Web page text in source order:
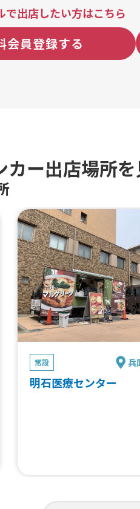
個増量)、近江牛コロッケ 2
コロッケ 1個、おまかせ日
とり天弁当(かぼすポン酢付
り天弁当(かぼすポン酢付き)
ニー弁当(骨付き)、ゆず胡椒
しミックス弁当(ムネ・モモ
中、骨なしミックス弁当(ム
なしムネ弁当 中、骨なしム
からあげ丼、揚げたて！チュ
ボウのからあげ、フライド
ず胡椒からあげ 大、ゆず胡
中、ゆず胡椒からあげ 小、
からあげ(モモ) 中、アゴ旨
げ(モモ) 小、自家製レモネ
スカッシュ、ホットレモネ
ヒー(HOT/ICE)、カフェラ
E)、キャラメルラテ(HOT/
ーズヒップティー『ヴィーナ
レモンサワー/プレーンサワ
ルコールビール
で出店したい方はこちら
会員登録する
カー出店場所
常設 兵
明石医療センター